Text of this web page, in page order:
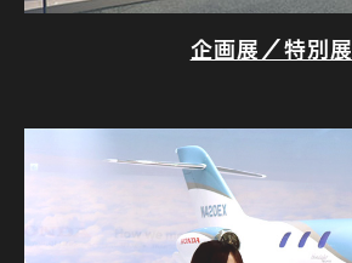
企画展／特別展